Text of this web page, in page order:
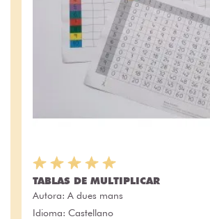
TABLAS DE MULTIPLICAR
Autora: A dues mans
Idioma: Castellano